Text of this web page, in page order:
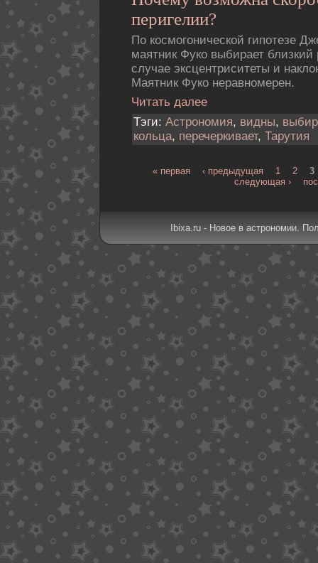
пеpигелии?
По космогонической гипотезе
маятник Фуко выбирает близкий
случае эксцентриситеты и
Маятник Фуко неравномерен.
Читать далее
Тэги: Астрономия, видны,
кольца, перечеркивает, Тарутия
« первая ‹ предыдущая 1 2
3
следующая ›
Ibixa.ru - Новое в астрономии.